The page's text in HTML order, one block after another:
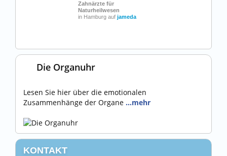
Zahnärzte für
Naturheilwesen
in Hamburg auf jameda
Die Organuhr
Lesen Sie hier über die emotionalen
Zusammenhänge der Organe …mehr
KONTAKT